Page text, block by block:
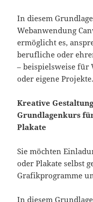
In diesem
Webanwendung
ermöglicht es,
berufliche oder
– beispielsweise für
oder eigene
Kreative
Grundlagenkurs
Plakate
Sie möchten
oder Plakate selbst
Grafikprogramme
In diesem